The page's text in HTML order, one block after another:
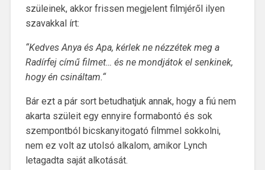
szüleinek, akkor frissen megjelent filmjéről ilyen
szavakkal írt:
“Kedves Anya és Apa, kérlek ne nézzétek meg a
Radírfej című filmet… és ne mondjátok el senkinek,
hogy én csináltam.“
Bár ezt a pár sort betudhatjuk annak, hogy a fiú nem
akarta szüleit egy ennyire formabontó és sok
szempontból bicskanyitogató filmmel sokkolni,
nem ez volt az utolsó alkalom, amikor Lynch
letagadta saját alkotását.